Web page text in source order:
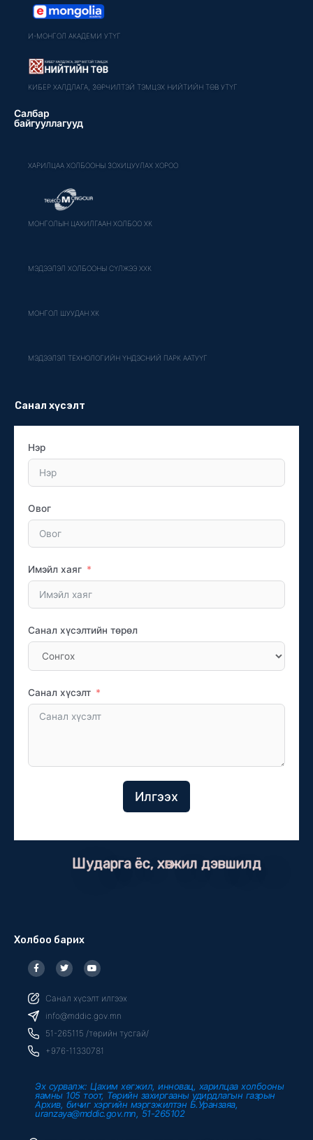
И-МОНГОЛ АКАДЕМИ УТҮГ
КИБЕР ХАЛДЛАГА, ЗӨРЧИЛТЭЙ ТЭМЦЭХ НИЙТИЙН ТӨВ УТҮГ
Салбар
байгууллагууд
ХАРИЛЦАА ХОЛБООНЫ ЗОХИЦУУЛАХ ХОРОО
МОНГОЛЫН ЦАХИЛГААН ХОЛБОО ХК
МЭДЭЭЛЭЛ ХОЛБООНЫ СҮЛЖЭЭ ХХК
МОНГОЛ ШУУДАН ХК
МЭДЭЭЛЭЛ ТЕХНОЛОГИЙН ҮНДЭСНИЙ ПАРК ААТУҮГ
Санал хүсэлт
Нэр
Овог
Имэйл хаяг
Санал хүсэлтийн төрөл
Санал хүсэлт
Илгээх
Шударга ёс, хөгжил дэвшилд
Холбоо барих
F
a
c
b
o
o
k
f
T
w
i
t
r
Y
o
u
u
e
Санал хүсэлт илгээх
info@mddic.gov.mn
51-265115 /төрийн тусгай/
+976-11330781
Эх сурвалж: Цахим хөгжил, инновац, харилцаа холбооны
яамны 105 тоот, Төрийн захиргааны удирдлагын газрын
Архив, бичиг хэргийн мэргэжилтэн Б.Уранзаяа,
uranzaya@mddic.gov.mn, 51-265102